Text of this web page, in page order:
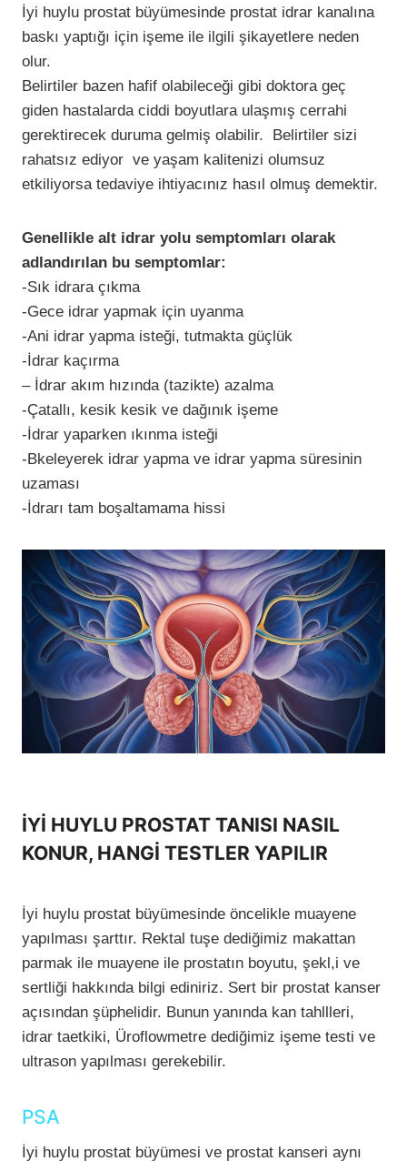
İyi huylu prostat büyümesinde prostat idrar kanalına
baskı yaptığı için işeme ile ilgili şikayetlere neden
olur.
Belirtiler bazen hafif olabileceği gibi doktora geç
giden hastalarda ciddi boyutlara ulaşmış cerrahi
gerektirecek duruma gelmiş olabilir. Belirtiler sizi
rahatsız ediyor ve yaşam kalitenizi olumsuz
etkiliyorsa tedaviye ihtiyacınız hasıl olmuş demektir.
Genellikle alt idrar yolu semptomları olarak
adlandırılan bu semptomlar:
-Sık idrara çıkma
-Gece idrar yapmak için uyanma
-Ani idrar yapma isteği, tutmakta güçlük
-İdrar kaçırma
– İdrar akım hızında (tazikte) azalma
-Çatallı, kesik kesik ve dağınık işeme
-İdrar yaparken ıkınma isteği
-Bkeleyerek idrar yapma ve idrar yapma süresinin
uzaması
-İdrarı tam boşaltamama hissi
İYİ HUYLU PROSTAT TANISI NASIL
KONUR, HANGİ TESTLER YAPILIR
İyi huylu prostat büyümesinde öncelikle muayene
yapılması şarttır. Rektal tuşe dediğimiz makattan
parmak ile muayene ile prostatın boyutu, şekl,i ve
sertliği hakkında bilgi ediniriz. Sert bir prostat kanser
açısından şüphelidir. Bunun yanında kan tahllleri,
idrar taetkiki, Üroflowmetre dediğimiz işeme testi ve
ultrason yapılması gerekebilir.
PSA
İyi huylu prostat büyümesi ve prostat kanseri aynı